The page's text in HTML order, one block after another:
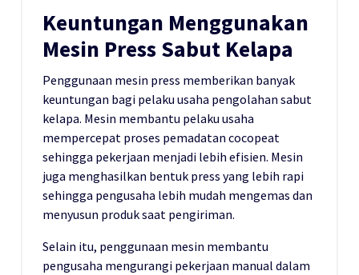
Keuntungan Menggunakan
Mesin Press Sabut Kelapa
Penggunaan mesin press memberikan banyak
keuntungan bagi pelaku usaha pengolahan sabut
kelapa. Mesin membantu pelaku usaha
mempercepat proses pemadatan cocopeat
sehingga pekerjaan menjadi lebih efisien. Mesin
juga menghasilkan bentuk press yang lebih rapi
sehingga pengusaha lebih mudah mengemas dan
menyusun produk saat pengiriman.
Selain itu, penggunaan mesin membantu
pengusaha mengurangi pekerjaan manual dalam